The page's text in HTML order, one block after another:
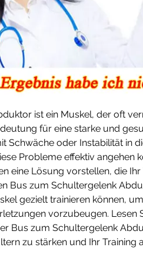
ist ein Muskel, der oft
für eine starke und
Schwäche oder Instabilität in
Probleme effektiv angehen
eine Lösung vorstellen, die
Bus zum Schultergelenk
gezielt trainieren können,
vorzubeugen. Lesen
Bus zum Schultergelenk
zu stärken und Ihr Training